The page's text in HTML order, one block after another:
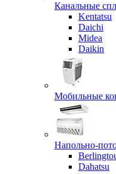
Канальные
Kentatsu
Daichi
Midea
Daikin
Мобильные
Напольно-
Dahatsu